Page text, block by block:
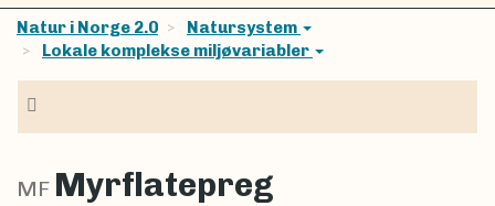
Natur i Norge 2.0
Natursystem
Lokale komplekse miljøvariabler
MF Myrflatepreg